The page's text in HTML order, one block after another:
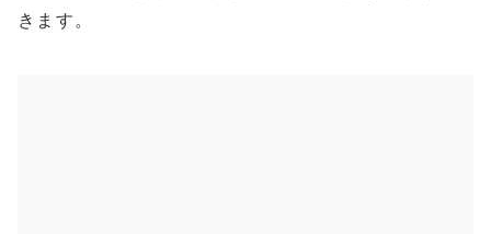
きます。